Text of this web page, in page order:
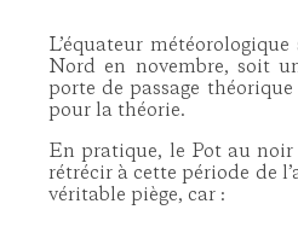
L’équateur
Nord en novembre, soit
porte de passage
pour la théorie.
En pratique, le Pot au noir
rétrécir à cette période de
véritable piège, car :